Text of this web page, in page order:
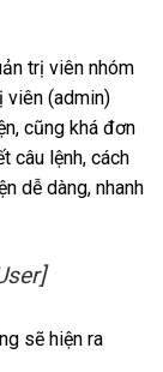
trị viên nhóm
viên (admin)
cũng khá đơn
câu lệnh, cách
dễ dàng, nhanh
sẽ hiện ra